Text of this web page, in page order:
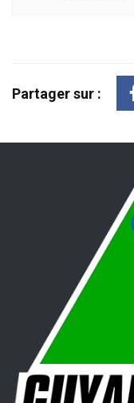
Partager sur :